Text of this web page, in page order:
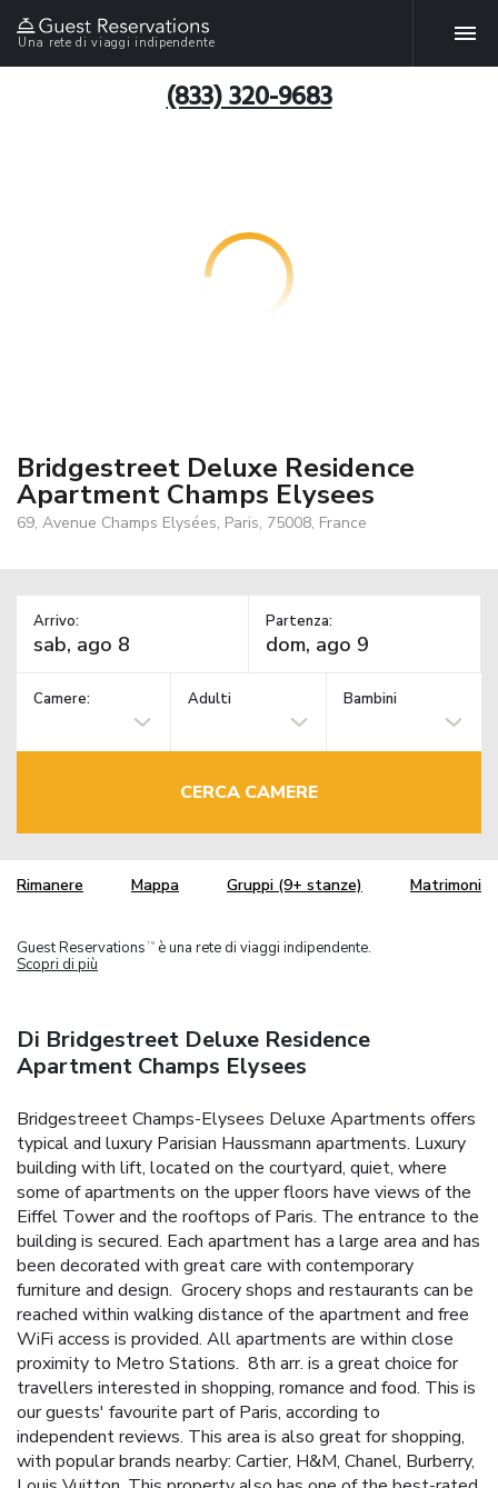
Una rete di viaggi indipendente
(833) 320-9683
Bridgestreet Deluxe Residence
Apartment Champs Elysees
69, Avenue Champs Elysées, Paris, 75008, France
Arrivo: Partenza:
Camere: Adulti Bambini
CERCA CAMERE
Rimanere Mappa Gruppi (9+ stanze) Matrimoni
Guest Reservations TM
è una rete di viaggi indipendente.
Scopri di più
Di Bridgestreet Deluxe Residence
Apartment Champs Elysees
Bridgestreeet Champs-Elysees Deluxe Apartments offers
typical and luxury Parisian Haussmann apartments. Luxury
building with lift, located on the courtyard, quiet, where
some of apartments on the upper floors have views of the
Eiffel Tower and the rooftops of Paris. The entrance to the
building is secured. Each apartment has a large area and has
been decorated with great care with contemporary
furniture and design. Grocery shops and restaurants can be
reached within walking distance of the apartment and free
WiFi access is provided. All apartments are within close
proximity to Metro Stations. 8th arr. is a great choice for
travellers interested in shopping, romance and food. This is
our guests' favourite part of Paris, according to
independent reviews. This area is also great for shopping,
with popular brands nearby: Cartier, H&M, Chanel, Burberry,